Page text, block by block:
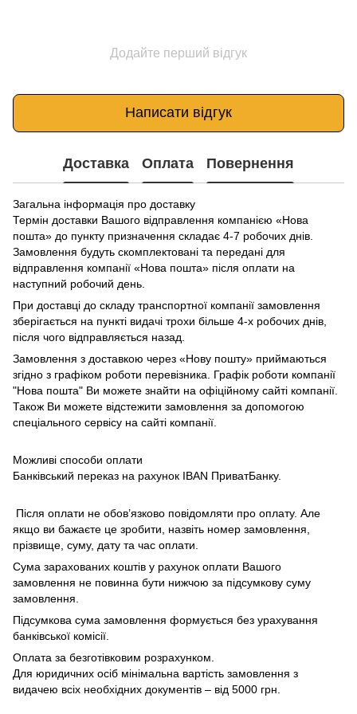
Додайте перший відгук
Написати відгук
Доставка Оплата Повернення
Загальна інформація про доставку
Термін доставки Вашого відправлення компанією «Нова
пошта» до пункту призначення складає 4-7 робочих днів.
Замовлення будуть скомплектовані та передані для
відправлення компанії «Нова пошта» після оплати на
наступний робочий день.
При доставці до складу транспортної компанії замовлення
зберігається на пункті видачі трохи більше 4-х робочих днів,
після чого відправляється назад.
Замовлення з доставкою через «Нову пошту» приймаються
згідно з графіком роботи перевізника. Графік роботи компанії
"Нова пошта" Ви можете знайти на офіційному сайті компанії.
Також Ви можете відстежити замовлення за допомогою
спеціального сервісу на сайті компанії.
Можливі способи оплати
Банківський переказ на рахунок IBAN ПриватБанку.
Після оплати не обов’язково повідомляти про оплату. Але
якщо ви бажаєте це зробити, назвіть номер замовлення,
прізвище, суму, дату та час оплати.
Сума зарахованих коштів у рахунок оплати Вашого
замовлення не повинна бути нижчою за підсумкову суму
замовлення.
Підсумкова сума замовлення формується без урахування
банківської комісії.
Оплата за безготівковим розрахунком.
Для юридичних осіб мінімальна вартість замовлення з
видачею всіх необхідних документів – від 5000 грн.